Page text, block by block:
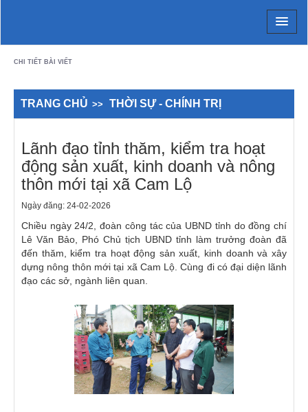
Chi tiết bài viết - Xã Cam Lộ
CHI TIẾT BÀI VIẾT
TRANG CHỦ THỜI SỰ - CHÍNH TRỊ
Lãnh đạo tỉnh thăm, kiểm tra hoạt
động sản xuất, kinh doanh và nông
thôn mới tại xã Cam Lộ
Ngày đăng: 24-02-2026
Chiều ngày 24/2, đoàn công tác của UBND tỉnh do đồng chí
Lê Văn Bảo, Phó Chủ tịch UBND tỉnh làm trưởng đoàn đã
đến thăm, kiểm tra hoạt động sản xuất, kinh doanh và xây
dựng nông thôn mới tại xã Cam Lộ. Cùng đi có đại diện lãnh
đạo các sở, ngành liên quan.